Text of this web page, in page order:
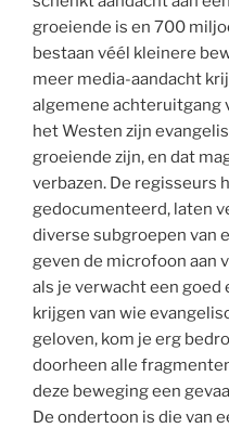
groeiende is en 700
bestaan véél kleinere
meer media-aandacht
algemene achteruitgang
het Westen zijn
groeiende zijn, en dat
verbazen. De regisseurs
gedocumenteerd, laten
diverse subgroepen van
geven de microfoon aan
als je verwacht een goed
krijgen van wie
geloven, kom je erg
doorheen alle
deze beweging een
De ondertoon is die van